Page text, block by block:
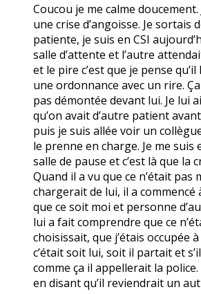
Coucou je me calme
une crise d’angoisse. Je sortais
patiente, je suis en CSI
salle d’attente et l’autre
et le pire c’est que je pense qu’il
une ordonnance avec un rire.
pas démontée devant lui. Je lui
qu’on avait d’autre patient
puis je suis allée voir un
le prenne en charge. Je me suis
salle de pause et c’est là que la
Quand il a vu que ce n’était pas
chargerait de lui, il a commencé
que ce soit moi et personne
lui a fait comprendre que ce
choisissait, que j’étais occupée
c’était soit lui, soit il partait et
comme ça il appellerait la
en disant qu’il reviendrait un